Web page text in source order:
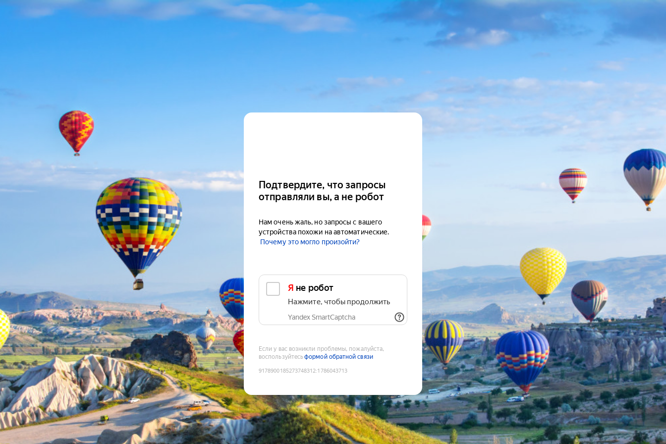
Подтвердите, что запросы
отправляли вы, а не робот
Нам очень жаль, но запросы с вашего
устройства похожи на автоматические.
Почему это могло произойти?
Я не робот
Нажмите, чтобы продолжить
Yandex SmartCaptcha
Если у вас возникли проблемы, пожалуйста,
воспользуйтесьформой обратной связи
9178900185273748312:1786043713